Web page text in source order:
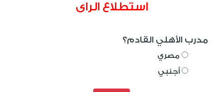
استطلاع الراى
مدرب الأهلي القادم؟
مصري
أجنبي